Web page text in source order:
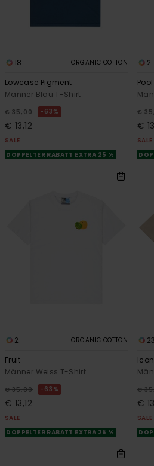
18 ORGANIC COTTON
Lowcase Pigment
Männer Blau T-Shirt
€ 35,00 63%
€ 13,12
SALE
DOPPELTER RABATT EXTRA 25 %
2
€
€
SALE
2 ORGANIC COTTON
Fruit
Männer Weiss T-Shirt
€ 35,00 63%
€ 13,12
SALE
DOPPELTER RABATT EXTRA 25 %
23
€
€
SALE